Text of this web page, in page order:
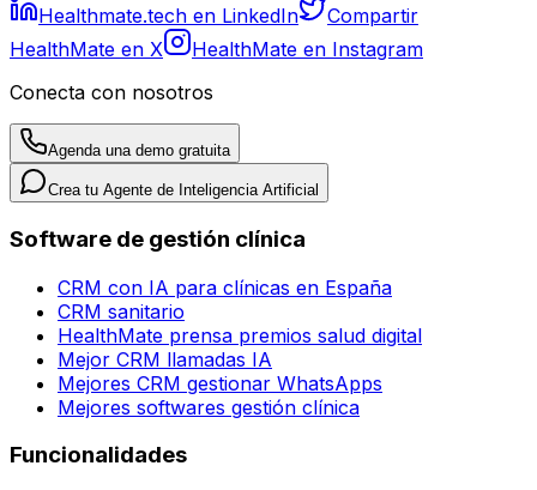
Healthmate.tech en LinkedIn
Compartir
HealthMate en X
HealthMate en Instagram
Conecta con nosotros
Agenda una demo gratuita
Crea tu Agente de Inteligencia Artificial
Software de gestión clínica
CRM con IA para clínicas en España
CRM sanitario
HealthMate prensa premios salud digital
Mejor CRM llamadas IA
Mejores CRM gestionar WhatsApps
Mejores softwares gestión clínica
Funcionalidades